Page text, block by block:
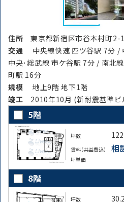
住所東京都新宿区市谷本村
交通
中央線快速 四ツ谷駅 7分 /
中央･総武線 市ケ谷駅 7分 / 南北
町駅 16分
規模
地上9階 地下1階
竣⼯ 2010年10月 (新耐震基準ビ
5階
坪数
賃料（共益費込） 相
坪単価
8階
坪数